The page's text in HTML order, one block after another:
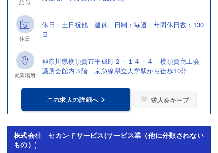
給与
休日
休日：土日祝他 週休二日制：毎週 年間休日数：130
日
就業場所
神奈川県横須賀市平成町２－１４－４ 横須賀商工会
議所会館内３階 京急線県立大学駅から徒歩10分
この求人の詳細へ 求人をキープ
株式会社 セカンドサービス(サービス業（他に分類されない
もの）)